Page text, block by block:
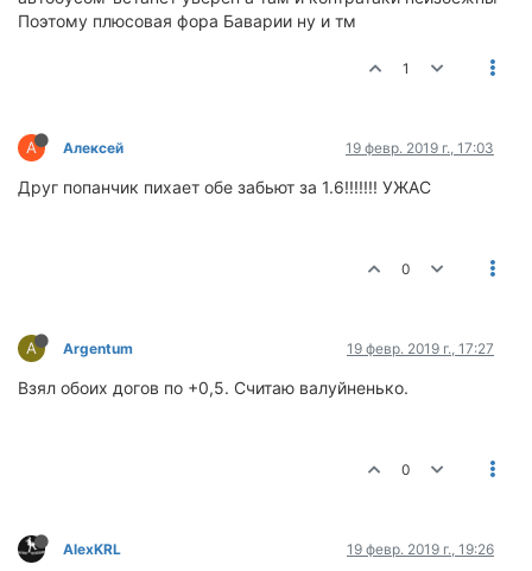
Поэтому плюсовая фора Баварии ну и тм
1
А Алексей 19 февр. 2019 г., 17:03
Друг попанчик пихает обе забьют за 1.6!!!!!!! УЖАС
0
A Argentum 19 февр. 2019 г., 17:27
Взял обоих догов по +0,5. Считаю валуйненько.
0
AlexKRL 19 февр. 2019 г., 19:26